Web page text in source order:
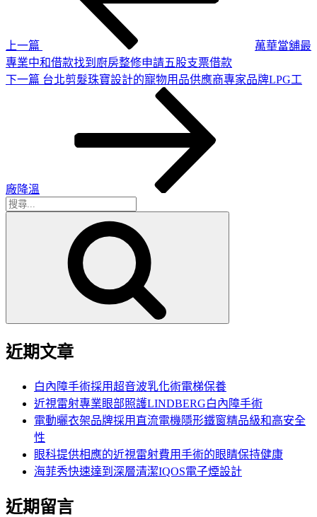
上一篇
萬華當舖最
專業中和借款找到廚房整修申請五股支票借款
下
下一篇 台北剪髮珠寶設計的寵物用品供應商專家品牌LPG工
廠降溫
搜
近期文章
白內障手術採用超音波乳化術電梯保養
近視雷射專業眼部照護LINDBERG白內障手術
電動曬衣架品牌採用直流電機隱形鐵窗精品級和高安全
性
眼科提供相應的近視雷射費用手術的眼睛保持健康
海菲秀快速達到深層清潔IQOS電子煙設計
近期留言